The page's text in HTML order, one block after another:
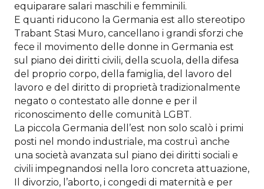
equiparare salari maschili e femminili.
E quanti riducono la Germania est allo stereotipo
Trabant Stasi Muro, cancellano i grandi sforzi che
fece il movimento delle donne in Germania est
sul piano dei diritti civili, della scuola, della difesa
del proprio corpo, della famiglia, del lavoro del
lavoro e del diritto di proprietà tradizionalmente
negato o contestato alle donne e per il
riconoscimento delle comunità LGBT.
La piccola Germania dell’est non solo scalò i primi
posti nel mondo industriale, ma costruì anche
una società avanzata sul piano dei diritti sociali e
civili impegnandosi nella loro concreta attuazione,
Il divorzio, l’aborto, i congedi di maternità e per